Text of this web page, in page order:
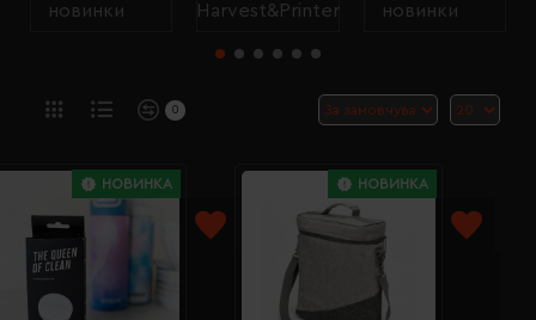
новинки
Harvest&Printer
новинки
0
НОВИНКА НОВИНКА